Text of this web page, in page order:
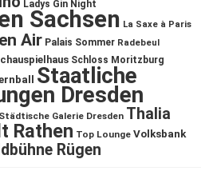
Ladys Gin Night
Sachsen La Saxe à Paris
Air Palais Sommer Radebeul
Schloss Moritzburg
Staatliche
Dresden
Städtische Galerie Dresden Thalia
Rathen Top Lounge Volksbank
Rügen